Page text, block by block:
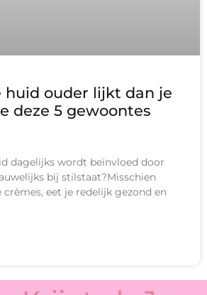
huid ouder lijkt dan je
deze 5 gewoontes
dagelijks wordt beïnvloed door
bij stilstaat?Misschien
eet je redelijk gezond en